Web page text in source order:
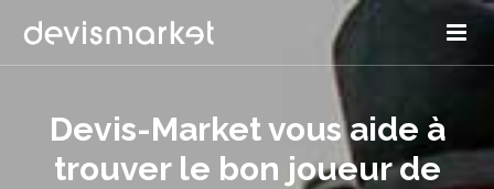
Devis-Market vous aide à
trouver le bon joueur de